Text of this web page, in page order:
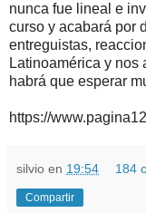
nunca fue lineal e
curso y acabará por
entreguistas,
Latinoamérica y nos
habrá que esperar
https://
silvio en 19:54 184
Compartir